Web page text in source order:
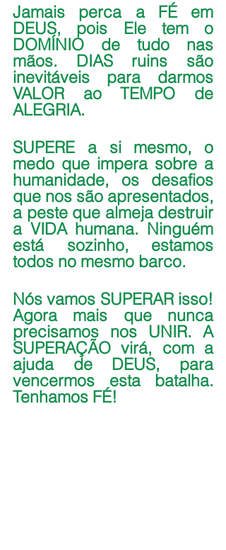
Jamais perca a FÉ em
DEUS, pois Ele tem o
DOMÍNIO de tudo nas
mãos. DIAS ruins são
inevitáveis para darmos
VALOR ao TEMPO de
ALEGRIA.
SUPERE a si mesmo, o
medo que impera sobre a
humanidade, os desafios
que nos são apresentados,
a peste que almeja destruir
a VIDA humana. Ninguém
está sozinho, estamos
todos no mesmo barco.
Nós vamos SUPERAR isso!
Agora mais que nunca
precisamos nos UNIR. A
SUPERAÇÃO virá, com a
ajuda de DEUS, para
vencermos esta batalha.
Tenhamos FÉ!